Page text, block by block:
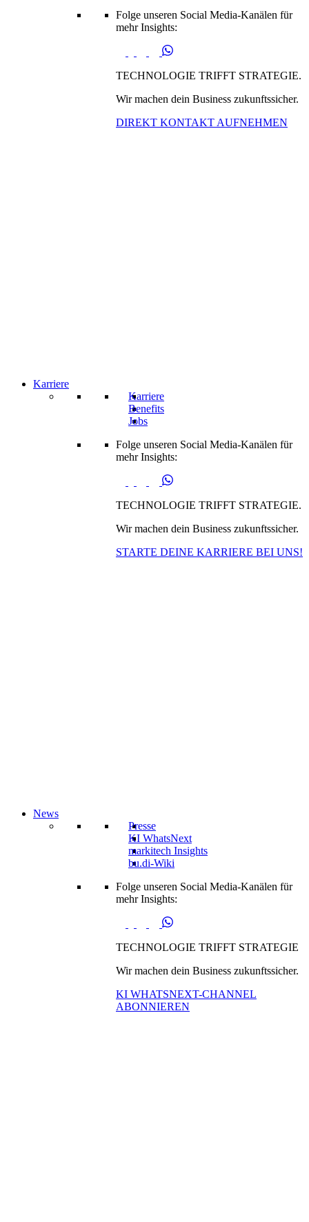
Folge unseren Social Media-Kanälen für
mehr Insights:
TECHNOLOGIE TRIFFT STRATEGIE.
Wir machen dein Business zukunftssicher.
DIREKT KONTAKT AUFNEHMEN
Karriere
Karriere
Benefits
Jobs
Folge unseren Social Media-Kanälen für
mehr Insights:
TECHNOLOGIE TRIFFT STRATEGIE.
Wir machen dein Business zukunftssicher.
STARTE DEINE KARRIERE BEI UNS!
News
Presse
KI WhatsNext
markitech Insights
bu.di-Wiki
Folge unseren Social Media-Kanälen für
mehr Insights:
TECHNOLOGIE TRIFFT STRATEGIE
Wir machen dein Business zukunftssicher.
KI WHATSNEXT-CHANNEL
ABONNIEREN